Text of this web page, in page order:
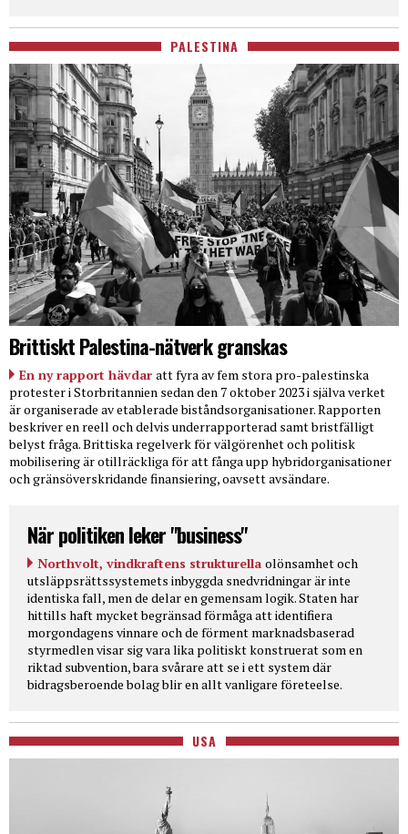
PALESTINA
Brittiskt Palestina-nätverk granskas
En ny rapport hävdar att fyra av fem stora pro-palestinska
protester i Storbritannien sedan den 7 oktober 2023 i själva verket
är organiserade av etablerade biståndsorganisationer. Rapporten
beskriver en reell och delvis underrapporterad samt bristfälligt
belyst fråga. Brittiska regelverk för välgörenhet och politisk
mobilisering är otillräckliga för att fånga upp hybridorganisationer
och gränsöverskridande finansiering, oavsett avsändare.
När politiken leker "business"
Northvolt, vindkraftens strukturella olönsamhet och
utsläppsrättssystemets inbyggda snedvridningar är inte
identiska fall, men de delar en gemensam logik. Staten har
hittills haft mycket begränsad förmåga att identifiera
morgondagens vinnare och de förment marknadsbaserad
styrmedlen visar sig vara lika politiskt konstruerat som en
riktad subvention, bara svårare att se i ett system där
bidragsberoende bolag blir en allt vanligare företeelse.
USA